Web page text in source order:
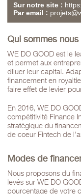
Sur notre site :
Par email :
Qui sommes nous
WE DO GOOD est le
et permet aux
diluer leur capital.
financement en
faire effet de levier
En 2016, WE DO
compétitivité Finance
stratégique du
de coeur Fintech de
Modes de
Nous proposons du
levés sur WE DO
pourcentage de votre